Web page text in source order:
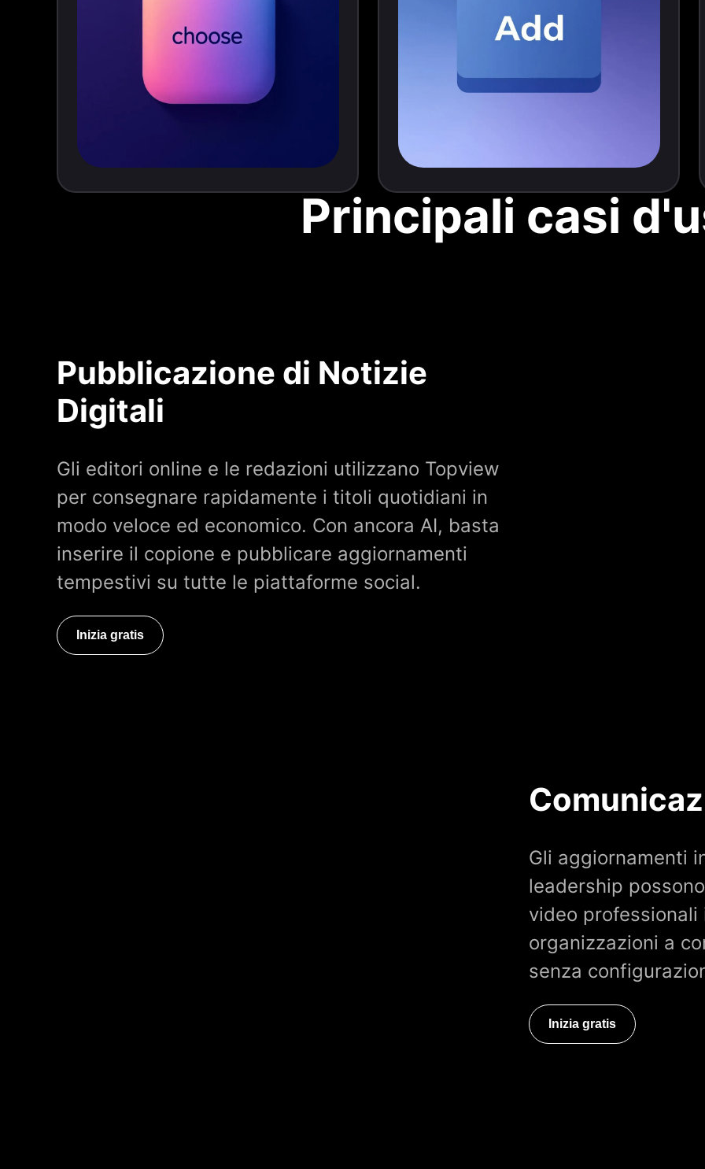
Principali casi
Pubblicazione di Notizie
Digitali
Gli editori online e le redazioni utilizzano Topview
per consegnare rapidamente i titoli quotidiani in
modo veloce ed economico. Con ancora AI, basta
inserire il copione e pubblicare aggiornamenti
tempestivi su tutte le piattaforme social.
Inizia gratis
Gli aggiornamenti
leadership
video
organizzazioni a
senza
Inizia gratis